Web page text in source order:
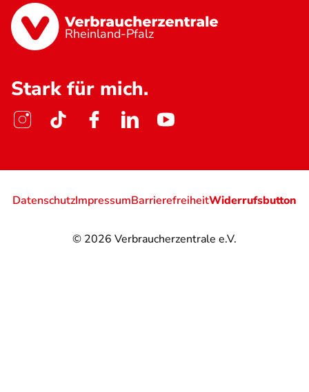
Rheinland-Pfalz
Stark für mich.
© 2026 Verbraucherzentrale e.V.
DatenschutzImpressumBarrierefreiheitWiderrufsbutton